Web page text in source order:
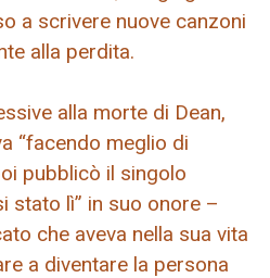
a scrivere nuove canzoni
alla perdita.
alla morte di Dean,
“facendo meglio di
pubblicò il singolo
stato lì” in suo onore –
che aveva nella sua vita
a diventare la persona